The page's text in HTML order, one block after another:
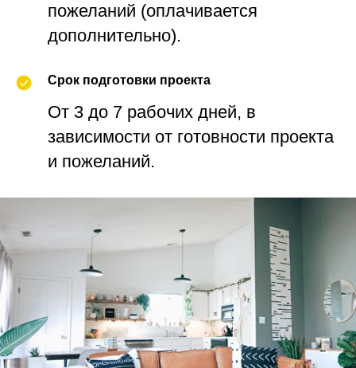
пожеланий (оплачивается
дополнительно).
Срок подготовки проекта
От 3 до 7 рабочих дней, в
зависимости от готовности проекта
и пожеланий.